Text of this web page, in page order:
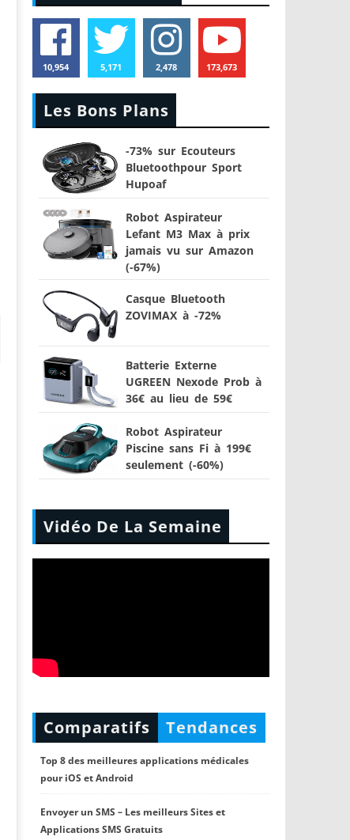
10,954 5,171 2,478 173,673
Les Bons Plans
-73% sur Ecouteurs
Bluetoothpour Sport
Hupoaf
Robot Aspirateur
Lefant M3 Max à prix
jamais vu sur Amazon
(-67%)
Casque Bluetooth
ZOVIMAX à -72%
Batterie Externe
UGREEN Nexode Prob à
36€ au lieu de 59€
Robot Aspirateur
Piscine sans Fi à 199€
seulement (-60%)
Vidéo De La Semaine
Comparatifs Tendances
Top 8 des meilleures applications médicales
pour iOS et Android
Envoyer un SMS – Les meilleurs Sites et
Applications SMS Gratuits